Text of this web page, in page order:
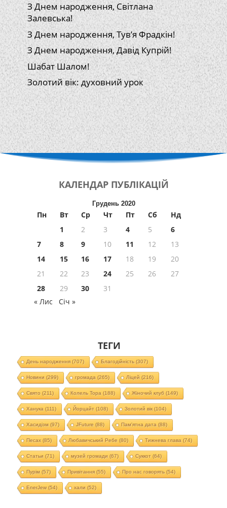
З Днем народження, Світлана
Залевська!
З Днем народження, Тув’я Фрадкін!
З Днем народження, Давід Купрій!
Шабат Шалом!
Золотий вік: духовний урок
КАЛЕНДАР ПУБЛІКАЦІЙ
Грудень 2020
Пн Вт Ср Чт Пт Сб
Нд
1
2 3 4 5
6
7
8 9 10 11 12
13
14
15 16 17 18 19
20
21
22 23 24 25 26
27
28
29 30
31
« Лис
Січ »
ТЕГИ
День народження(707) Благодійність (307)
Новини (299) громада (265) Ліцей (216)
Свято (211) Колель Тора (188) Жіночий клуб (149)
Ханука (111) Йорцайт (108) Золотий вік(104)
Хасидізм (97) JFuture (88) Пам'ятна дата (88)
Песах(85) Любавичський Ребе (80) Тижнева глава (74)
Статьи (71) музей громади (67) Суккот (64)
Пурім (57) Привітання(55) Про нас говорять (54)
EnerJew(54) хали (52)